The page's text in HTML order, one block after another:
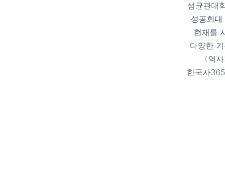
성균관대
성공회
현재를
다양한
〈역
한국사